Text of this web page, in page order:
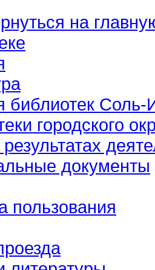
на
библиотек Соль-
городского
документы
пользования